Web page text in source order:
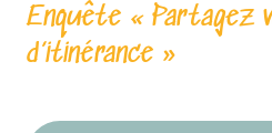
Enquête « Partagez
d’itinérance »